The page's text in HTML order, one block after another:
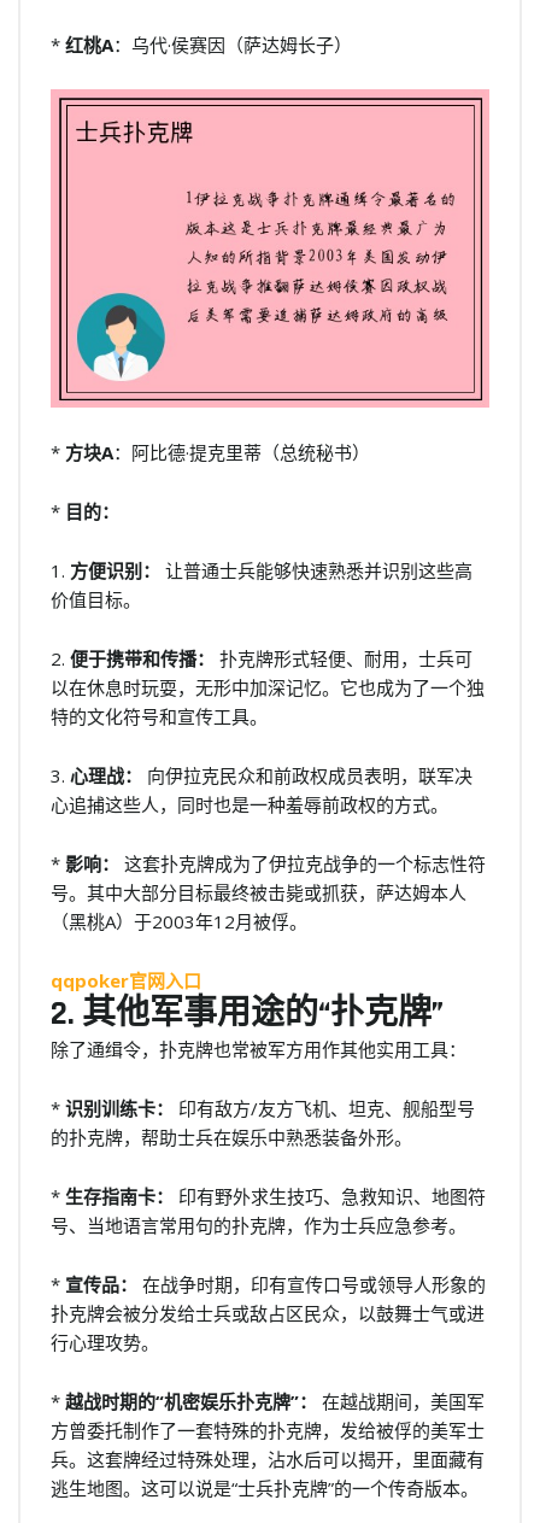
* 红桃A：乌代·侯赛因（萨达姆长子）
* 方块A：阿比德·提克里蒂（总统秘书）
* 目的：
1. 方便识别：
让普通士兵能够快速熟悉并识别这些高
价值目标。
2. 便于携带和传播：
扑克牌形式轻便、耐用，士兵可
以在休息时玩耍，无形中加深记忆。它也成为了一个独
特的文化符号和宣传工具。
3. 心理战：
向伊拉克民众和前政权成员表明，联军决
心追捕这些人，同时也是一种羞辱前政权的方式。
* 影响：
这套扑克牌成为了伊拉克战争的一个标志性符
号。其中大部分目标最终被击毙或抓获，萨达姆本人
（黑桃A）于2003年12月被俘。
qqpoker官网入口
2. 其他军事用途的“扑克牌”
除了通缉令，扑克牌也常被军方用作其他实用工具：
* 识别训练卡：
印有敌方/友方飞机、坦克、舰船型号
的扑克牌，帮助士兵在娱乐中熟悉装备外形。
* 生存指南卡：
印有野外求生技巧、急救知识、地图符
号、当地语言常用句的扑克牌，作为士兵应急参考。
* 宣传品：
在战争时期，印有宣传口号或领导人形象的
扑克牌会被分发给士兵或敌占区民众，以鼓舞士气或进
行心理攻势。
* 越战时期的“机密娱乐扑克牌”：
在越战期间，美国军
方曾委托制作了一套特殊的扑克牌，发给被俘的美军士
兵。这套牌经过特殊处理，沾水后可以揭开，里面藏有
逃生地图。这可以说是“士兵扑克牌”的一个传奇版本。